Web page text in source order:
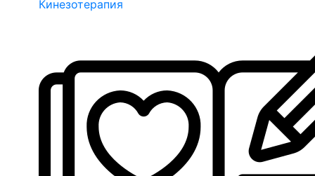
Кинезотерапия